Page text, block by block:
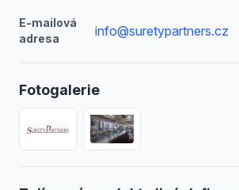
E-mailová
adresa
info@suretypartners.cz
Fotogalerie